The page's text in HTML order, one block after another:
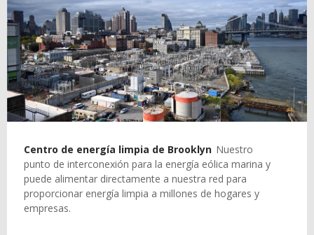
Centro de energía limpia de Brooklyn Nuestro
punto de interconexión para la energía eólica marina y
puede alimentar directamente a nuestra red para
proporcionar energía limpia a millones de hogares y
empresas.